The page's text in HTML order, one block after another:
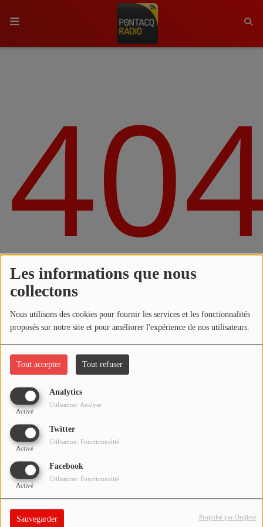
Les informations que nous
collectons
Nous utilisons des cookies pour fournir les services et les fonctionnalités
proposés sur notre site et pour améliorer l'expérience de nos utilisateurs.
Tout accepter Tout refuser
Analytics
Activé
Utilisation: Analyse
Twitter
Activé
Utilisation: Fonctionnalité
Facebook
Activé
Utilisation: Fonctionnalité
Sauvegarder Propulsé par Orejime
GRILLE DES PROGRAMMES
C'ÉTAIT QUOI CE TITRE ?
NOS PROGRAMMES COURTS
ARCHIVES - SAISONS PASSÉES
VOS ÉMISSIONS EN IMAGES
ANNONCEURS & ESPACE PRO
VOTRE PUBLICITÉ SUR PONTACQ RADIO
LOCATION DE STUDIOS
ÉDUCATION AUX MÉDIAS ET À
L'INFORMATION
EN QUOI ÇA CONSISTE ?
ÉCOUTEZ LES PRODUCTIONS
Oups, vous avez
rencontré une erreur.
Il semble que la page que vous recherchez n’existe plus.